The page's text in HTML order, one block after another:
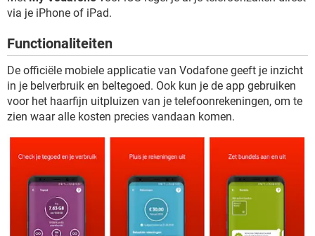
TIKTOK
via je iPhone of iPad.
Functionaliteiten
De officiële mobiele applicatie van Vodafone geeft je inzicht
in je belverbruik en beltegoed. Ook kun je de app gebruiken
voor het haarfijn uitpluizen van je telefoonrekeningen, om te
zien waar alle kosten precies vandaan komen.